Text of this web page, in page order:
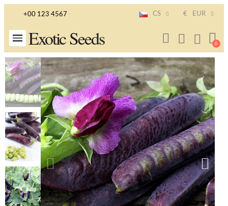
+00 123 4567 CS € EUR
Exotic Seeds